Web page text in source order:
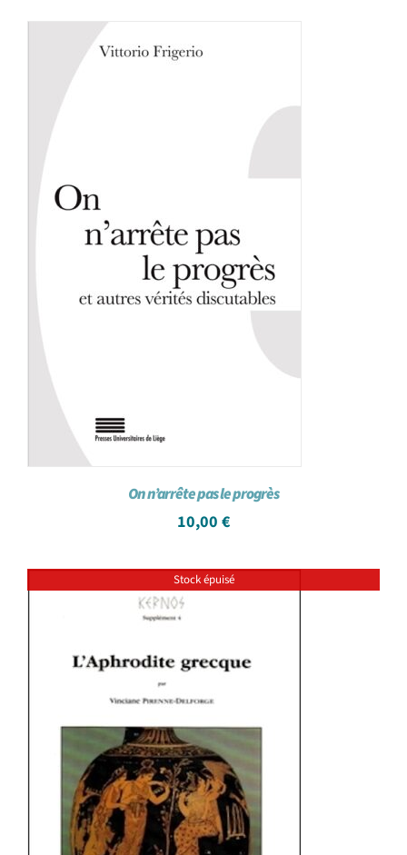
On n’arrête pas le progrès
10,00 €
Stock épuisé